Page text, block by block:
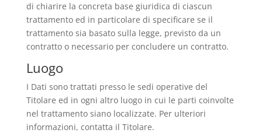
di chiarire la concreta base giuridica di ciascun
trattamento ed in particolare di specificare se il
trattamento sia basato sulla legge, previsto da un
contratto o necessario per concludere un contratto.
Luogo
I Dati sono trattati presso le sedi operative del
Titolare ed in ogni altro luogo in cui le parti coinvolte
nel trattamento siano localizzate. Per ulteriori
informazioni, contatta il Titolare.